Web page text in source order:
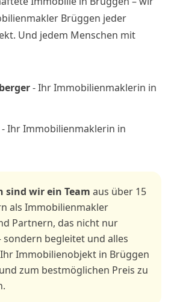
Brüggen jeder
Und jedem Menschen mit
- Ihr Immobilienmaklerin in
- Ihr Immobilienmaklerin in
sind wir ein Team aus über 15
als Immobilienmakler
Partnern, das nicht nur
begleitet und alles
Immobilienobjekt in Brüggen
zum bestmöglichen Preis zu